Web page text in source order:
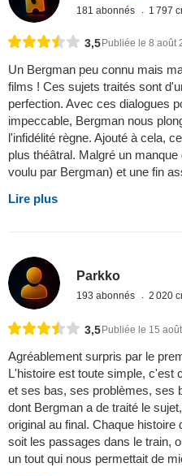
181 abonnés 1 797
3,5 Publiée le 8 août
Un Bergman peu connu mais
films ! Ces sujets traités sont
perfection. Avec ces dialogues
impeccable, Bergman nous
l'infidélité règne. Ajouté à cela,
plus théâtral. Malgré un
voulu par Bergman) et une fin
Lire plus
Parkko
193 abonnés 2 020
3,5Publiée le 15
Agréablement surpris par le
L'histoire est toute simple, c'est
et ses bas, ses problèmes, ses
dont Bergman a de traité le
original au final. Chaque
soit les passages dans le train,
un tout qui nous permettait de